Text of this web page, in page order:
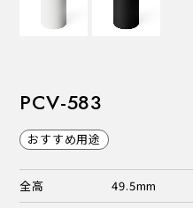
PCV-583
おすすめ用途
全高
49.5mm